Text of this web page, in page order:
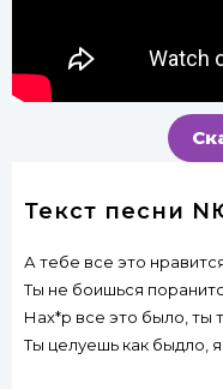
Текст песни
А тебе все это
Ты не боишься
Нах*р все это было, ты
Ты целуешь как быдло,